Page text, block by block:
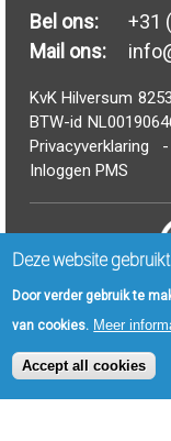
Bel ons:
+31
Mail ons:
KvK Hilversum
BTW-id
Privacyverklaring
Inloggen PMS
©
FAQ|Drupal
Deze website
Door verder gebruik te
van cookies. Meer
Accept all cookies